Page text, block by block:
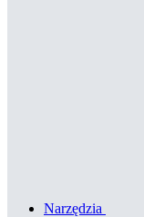
Narzędzia